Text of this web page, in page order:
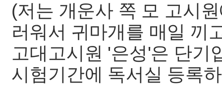
(저는 개운사 쪽 모 고시
러워서 귀마개를 매일 끼
고대고시원 '은성'은 단기
시험기간에 독서실 등록